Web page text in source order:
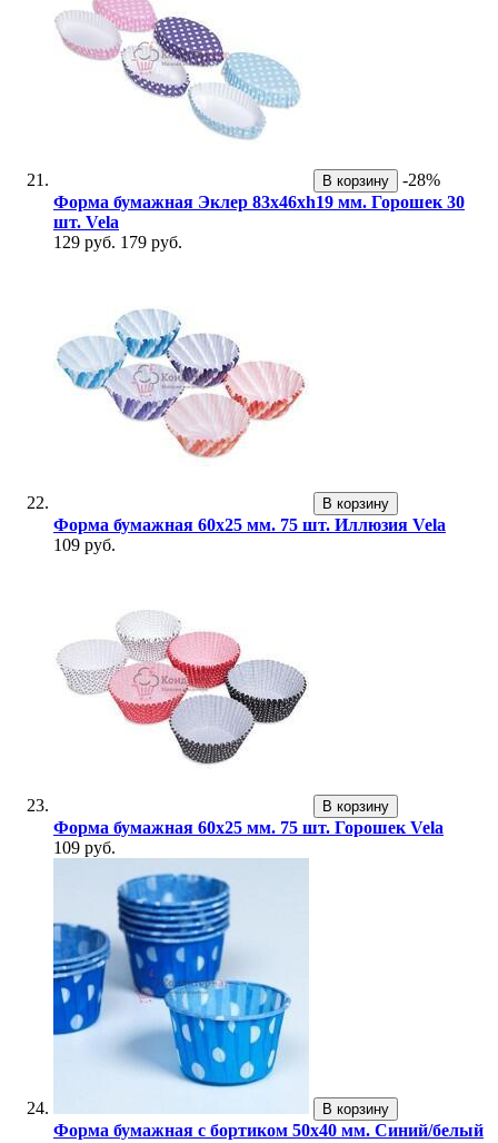
В корзину
-28%
Форма бумажная Эклер 83х46хh19 мм. Горошек 30
шт. Vela
129 руб. 179 руб.
В корзину
Форма бумажная 60х25 мм. 75 шт. Иллюзия Vela
109 руб.
В корзину
Форма бумажная 60х25 мм. 75 шт. Горошек Vela
109 руб.
В корзину
Форма бумажная с бортиком 50х40 мм. Синий/белый